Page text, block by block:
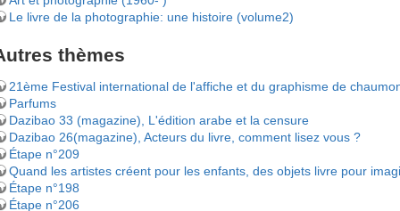
Le livre de la photographie: une histoire (volume2)
thèmes
21ème Festival international de l'affiche et du graphisme de
Parfums
Dazibao 33 (magazine), L'édition arabe et la censure
Dazibao 26(magazine), Acteurs du livre, comment lisez vous ?
Étape n°209
Quand les artistes créent pour les enfants, des objets livre pour
Étape n°198
Étape n°206